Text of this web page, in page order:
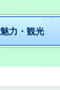
魅力・観光